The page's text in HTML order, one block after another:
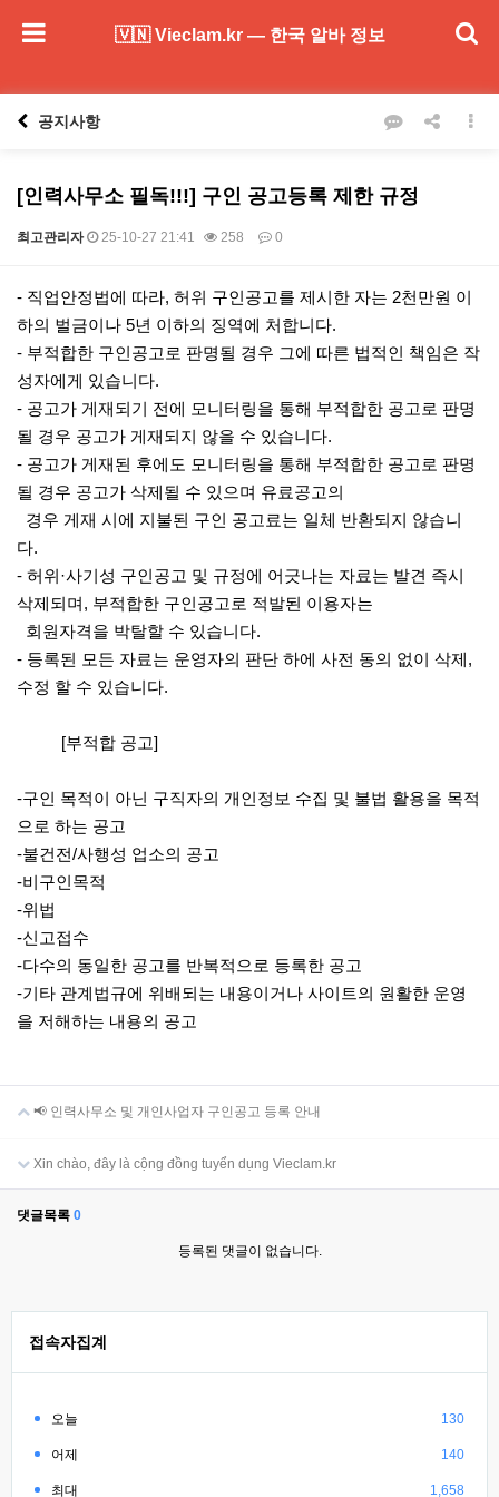
🇻🇳 Vieclam.kr — 한국 알바 정보
공지사항
[인력사무소 필독!!!] 구인 공고등록 제한 규정
최고관리자 25-10-27 21:41 258 0
본문
- 직업안정법에 따라, 허위 구인공고를 제시한 자는 2천만원 이
하의 벌금이나 5년 이하의 징역에 처합니다.
- 부적합한 구인공고로 판명될 경우 그에 따른 법적인 책임은 작
성자에게 있습니다.
- 공고가 게재되기 전에 모니터링을 통해 부적합한 공고로 판명
될 경우 공고가 게재되지 않을 수 있습니다.
- 공고가 게재된 후에도 모니터링을 통해 부적합한 공고로 판명
될 경우 공고가 삭제될 수 있으며 유료공고의
경우 게재 시에 지불된 구인 공고료는 일체 반환되지 않습니
다.
- 허위·사기성 구인공고 및 규정에 어긋나는 자료는 발견 즉시
삭제되며, 부적합한 구인공고로 적발된 이용자는
회원자격을 박탈할 수 있습니다.
- 등록된 모든 자료는 운영자의 판단 하에 사전 동의 없이 삭제,
수정 할 수 있습니다.
[부적합 공고]
-구인 목적이 아닌 구직자의 개인정보 수집 및 불법 활용을 목적
으로 하는 공고
-불건전/사행성 업소의 공고
-비구인목적
-위법
-신고접수
-다수의 동일한 공고를 반복적으로 등록한 공고
-기타 관계법규에 위배되는 내용이거나 사이트의 원활한 운영
을 저해하는 내용의 공고
📢 인력사무소 및 개인사업자 구인공고 등록 안내
Xin chào, đây là cộng đồng tuyển dụng Vieclam.kr
댓글목록 0
등록된 댓글이 없습니다.
접속자집계
오늘 130
어제 140
최대 1,658